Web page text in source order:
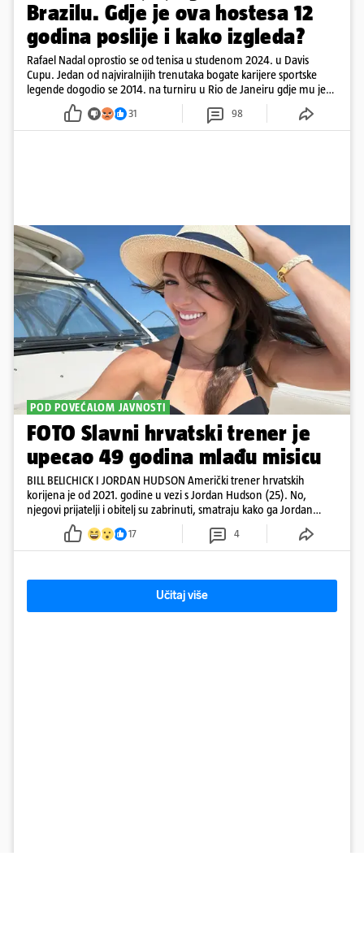
Brazilu. Gdje je ova hostesa 12
godina poslije i kako izgleda?
Rafael Nadal oprostio se od tenisa u studenom 2024. u Davis
Cupu. Jedan od najviralnijih trenutaka bogate karijere sportske
legende dogodio se 2014. na turniru u Rio de Janeiru gdje mu je
pažnju odvlačila ljepotica iza klupe
31 98
POD POVEĆALOM JAVNOSTI
FOTO Slavni hrvatski trener je
upecao 49 godina mlađu misicu
BILL BELICHICK I JORDAN HUDSON Američki trener hrvatskih
korijena je od 2021. godine u vezi s Jordan Hudson (25). No,
njegovi prijatelji i obitelj su zabrinuti, smatraju kako ga Jordan
kontrolira
17 4
Učitaj više